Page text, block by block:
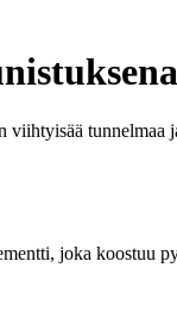
viihtyisää
joka koostuu